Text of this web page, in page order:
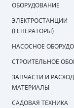
ОБОРУДОВАНИЕ
ЭЛЕКТРОСТАНЦИИ
(ГЕНЕРАТОРЫ)
НАСОСНОЕ
СТРОИТЕЛЬНОЕ
ЗАПЧАСТИ И
МАТЕРИАЛЫ
САДОВАЯ ТЕХНИКА